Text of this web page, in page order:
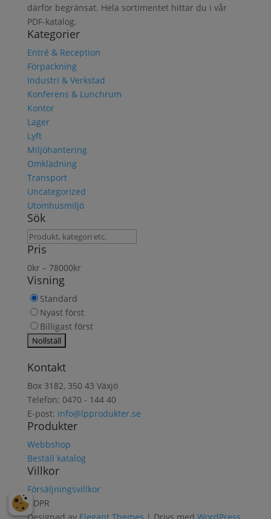
därför begränsat. Hela sortimentet hittar du i vår
PDF-katalog.
Kategorier
Entré & Reception
Förpackning
Industri & Verkstad
Konferens & Lunchrum
Kontor
Lager
Lyft
Miljöhantering
Omklädning
Transport
Uncategorized
Utomhusmiljö
Sök
Sök
produkt
Pris
0kr– 78000kr
Visning
Standard
Nyast först
Billigast först
Kontakt
Box 3182, 350 43 Växjö
Telefon: 0470 - 144 40
E-post: info@lpprodukter.se
Produkter
Webbshop
Beställ katalog
Villkor
Försäljningsvillkor
GDPR